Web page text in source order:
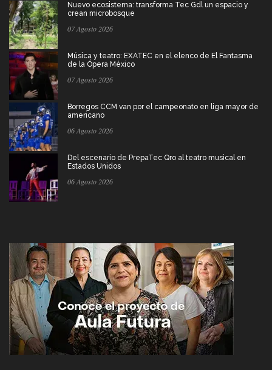
Nuevo ecosistema: transforma Tec Gdl un espacio y
crean microbosque
07 Agosto 2026
Música y teatro: EXATEC en el elenco de El Fantasma
de la Ópera México
07 Agosto 2026
Borregos CCM van por el campeonato en liga mayor de
americano
06 Agosto 2026
Del escenario de PrepaTec Qro al teatro musical en
Estados Unidos
06 Agosto 2026